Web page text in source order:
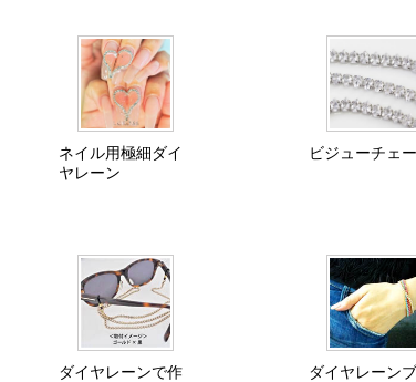
ネイル用極細ダイ
ヤレーン
ビジューチェ
ダイヤレーンで作
ダイヤレーン